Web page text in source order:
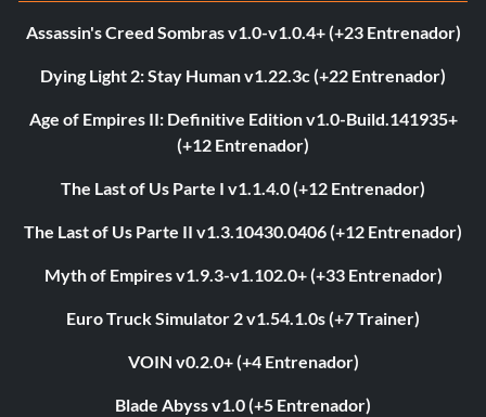
Assassin's Creed Sombras v1.0-v1.0.4+ (+23 Entrenador)
Dying Light 2: Stay Human v1.22.3c (+22 Entrenador)
Age of Empires II: Definitive Edition v1.0-Build.141935+
(+12 Entrenador)
The Last of Us Parte I v1.1.4.0 (+12 Entrenador)
The Last of Us Parte II v1.3.10430.0406 (+12 Entrenador)
Myth of Empires v1.9.3-v1.102.0+ (+33 Entrenador)
Euro Truck Simulator 2 v1.54.1.0s (+7 Trainer)
VOIN v0.2.0+ (+4 Entrenador)
Blade Abyss v1.0 (+5 Entrenador)